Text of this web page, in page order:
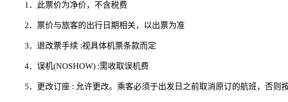
1．此票价为净价，不含税费
2．票价与旅客的出行日期相关，以出票为准
3．退改票手续 :视具体机票条款而定
4．误机(NOSHOW) :需收取误机费
5．更改订座 : 允许更改。乘客必须于出发日之前取消原订的航班，否则